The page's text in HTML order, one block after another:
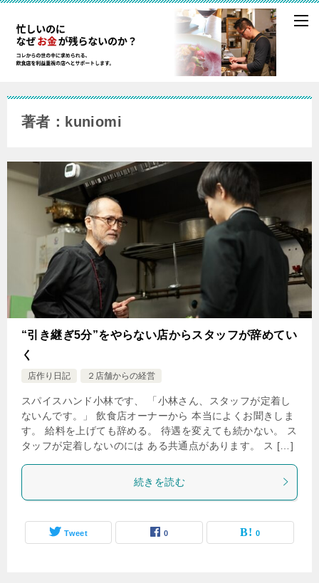
著者：kuniomi
“引き継ぎ5分”をやらない店からスタッフが辞めてい
く
店作り日記 ２店舗からの経営
スパイスハンド小林です、 「小林さん、スタッフが定着し
ないんです。」 飲食店オーナーから 本当によくお聞きしま
す。 給料を上げても辞める。 待遇を変えても続かない。 ス
タッフが定着しないのには ある共通点があります。 ス […]
続きを読む
Tweet 0 0